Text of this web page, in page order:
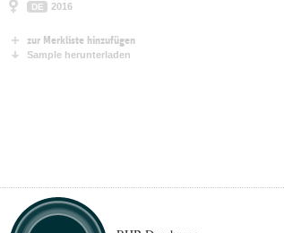
DE 2016
zur Merkliste hinzufügen
Sample herunterladen